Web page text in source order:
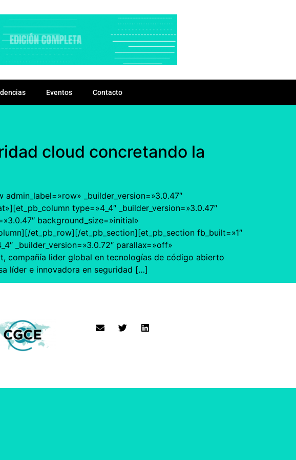
Eventos Contacto
cloud concretando la
_builder_version=»3.0.47″
type=»4_4″ _builder_version=»3.0.47″
background_size=»initial»
et_pb_row][/et_pb_section][et_pb_section fb_built=»1″
_builder_version=»3.0.72″ parallax=»off»
compañía lider global en tecnologías de código abierto
líder e innovadora en seguridad […]